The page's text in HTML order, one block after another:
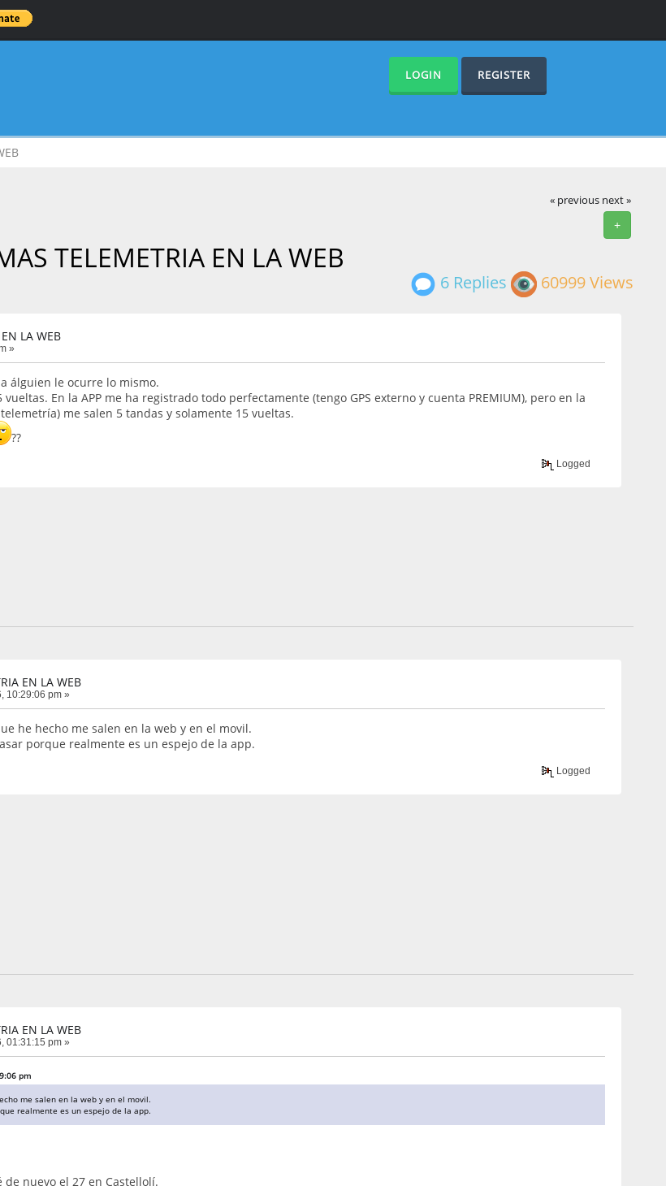
LOGIN REGISTER
« previous next »
+
TELEMETRIA EN LA WEB
6 Replies 60999 Views
LA WEB
»
álguien le ocurre lo mismo.
En la APP me ha registrado todo perfectamente (tengo GPS externo y cuenta PREMIUM), pero en la
me salen 5 tandas y solamente 15 vueltas.
??
Logged
EN LA WEB
10:29:06 pm »
he hecho me salen en la web y en el movil.
porque realmente es un espejo de la app.
Logged
EN LA WEB
01:31:15 pm »
pm
me salen en la web y en el movil.
realmente es un espejo de la app.
de nuevo el 27 en Castellolí.